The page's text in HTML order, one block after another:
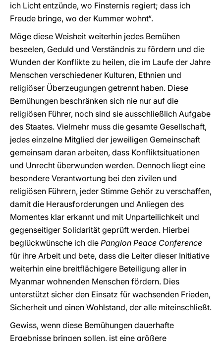
ich Licht entzünde, wo Finsternis regiert; dass ich
Freude bringe, wo der Kummer wohnt“.
Möge diese Weisheit weiterhin jedes Bemühen
beseelen, Geduld und Verständnis zu fördern und die
Wunden der Konflikte zu heilen, die im Laufe der Jahre
Menschen verschiedener Kulturen, Ethnien und
religiöser Überzeugungen getrennt haben. Diese
Bemühungen beschränken sich nie nur auf die
religiösen Führer, noch sind sie ausschließlich Aufgabe
des Staates. Vielmehr muss die gesamte Gesellschaft,
jedes einzelne Mitglied der jeweiligen Gemeinschaft
gemeinsam daran arbeiten, dass Konfliktsituationen
und Unrecht überwunden werden. Dennoch liegt eine
besondere Verantwortung bei den zivilen und
religiösen Führern, jeder Stimme Gehör zu verschaffen,
damit die Herausforderungen und Anliegen des
Momentes klar erkannt und mit Unparteilichkeit und
gegenseitiger Solidarität geprüft werden. Hierbei
beglückwünsche ich die Panglon Peace Conference
für ihre Arbeit und bete, dass die Leiter dieser Initiative
weiterhin eine breitflächigere Beteiligung aller in
Myanmar wohnenden Menschen fördern. Dies
unterstützt sicher den Einsatz für wachsenden Frieden,
Sicherheit und einen Wohlstand, der alle miteinschließt.
Gewiss, wenn diese Bemühungen dauerhafte
Ergebnisse bringen sollen, ist eine größere